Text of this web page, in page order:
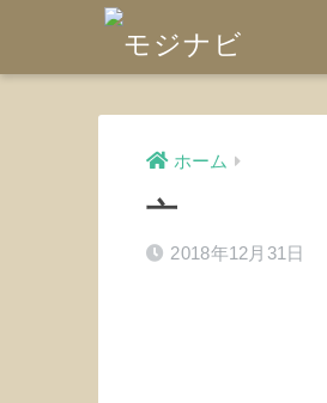
ホーム
亠
2018年12月31日